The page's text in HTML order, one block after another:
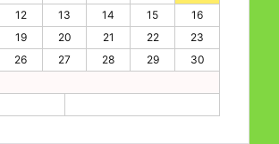
12 13 14 15
16
19 20 21 22
23
26 27 28 29
30